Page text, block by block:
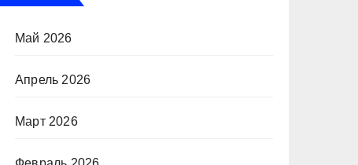
Май 2026
Апрель 2026
Март 2026